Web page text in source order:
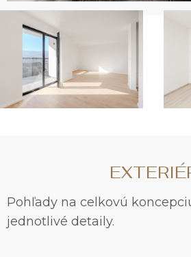
Pohľady na celkovú
jednotlivé detaily.